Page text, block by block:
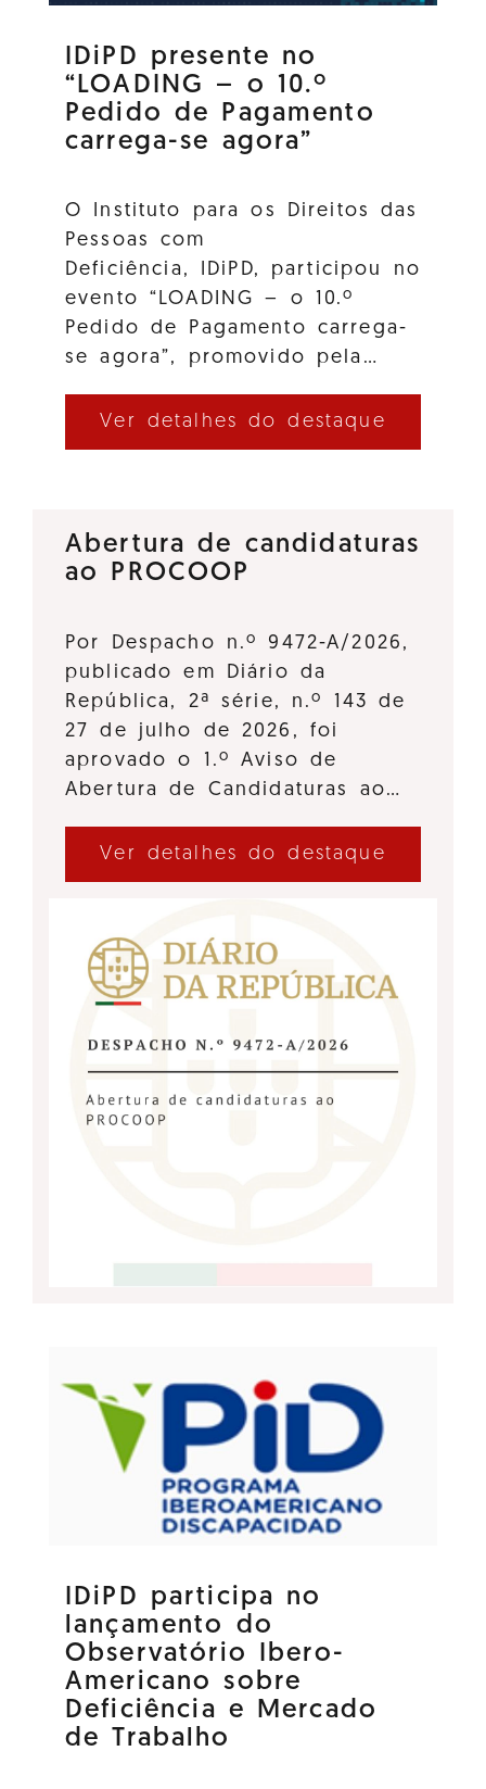
IDiPD presente no
“LOADING – o 10.º
Pedido de Pagamento
carrega-se agora”
O Instituto para os Direitos das
Pessoas com
Deficiência, IDiPD, participou no
evento “LOADING – o 10.º
Pedido de Pagamento carrega-
se agora”, promovido pela…
Ver detalhes do destaque
Abertura de candidaturas
ao PROCOOP
Por Despacho n.º 9472-A/2026,
publicado em Diário da
República, 2ª série, n.º 143 de
27 de julho de 2026, foi
aprovado o 1.º Aviso de
Abertura de Candidaturas ao…
Ver detalhes do destaque
IDiPD participa no
lançamento do
Observatório Ibero-
Americano sobre
Deficiência e Mercado
de Trabalho